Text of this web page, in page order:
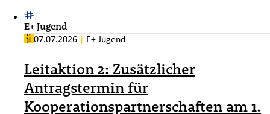
E+ Jugend
07.07.2026 | E+ Jugend
Leitaktion 2: Zusätzlicher
Antragstermin für
Kooperationspartnerschaften am 1.